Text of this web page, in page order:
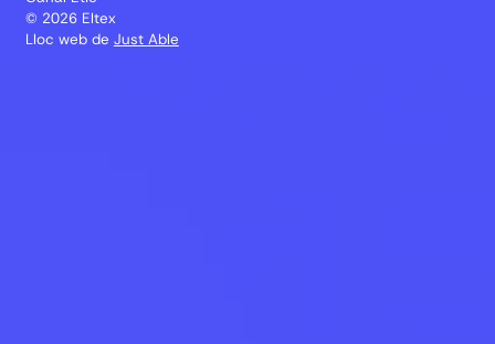
© 2026 Eltex
Lloc web de Just Able